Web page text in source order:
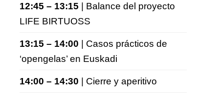
12:45 – 13:15 | Balance del proyecto
LIFE BIRTUOSS
13:15 – 14:00 | Casos prácticos de
‘opengelas’ en Euskadi
14:00 – 14:30 | Cierre y aperitivo